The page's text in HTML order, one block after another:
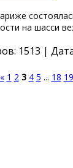
на шасси
1513 |
« 1 2 3 4 5 ... 18 19